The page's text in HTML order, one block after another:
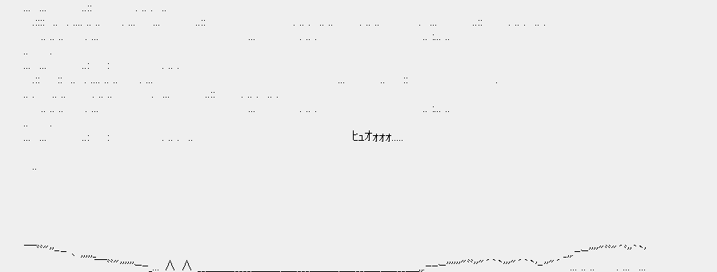
... ... ..:: . .. . ..
.:::: .. . .... .. .. . ... ... ..:: . .. . .. .. . .. .. . ... ..:: . .. . .. .
.. .. .. . ... ... . .. . .. :... ..
... ... ..: : . .. .
.:: :: .. . .... .. .. . ... ... .. :: .
.. . .. .. . .. .. . ... ..:: . .. . .. .
.. .. .. . ... ... . .. . .. :... ..
... ... ..: : . .. . .. ﾋｭｵｫｫｫ.....
￣ﾞﾞ"''‐- ､ ,,,,,_ _,,.-ｰ''''"ﾞﾞ"´ﾞ''｀`'
￣ﾞﾞ"''''''ｰ-_... ∧ ∧ __＿＿_____＿＿_＿____＿＿_＿___＿_＿___＿,,.--ｰ''''''"ﾞﾞ''"´｀`'''"´｀`'‐''"´ ... .. .. . ... ...